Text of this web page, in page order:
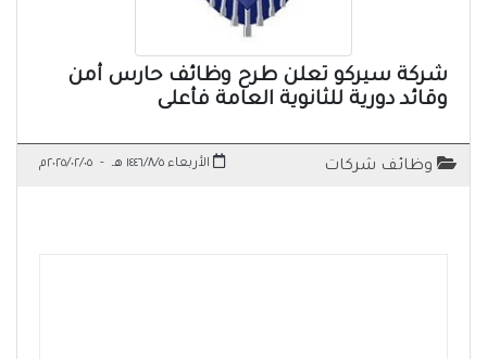
شركة سيركو تعلن طرح وظائف حارس أمن
وقائد دورية للثانوية العامة فأعلى
وظائف شركات الأربعاء ١٤٤٦/٨/٥ هـ - ٢٠٢٥/٠٢/٠٥م